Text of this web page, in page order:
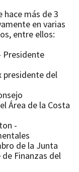
hace más de 3
en varias
entre ellos:
Presidente
presidente del
Área de la Costa
-
de la Junta
Finanzas del